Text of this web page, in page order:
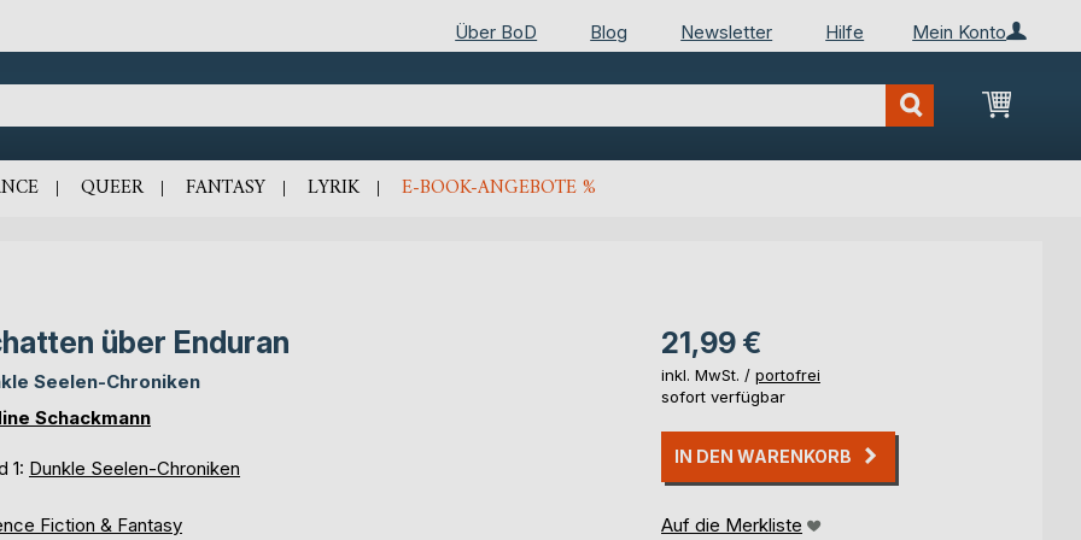
Mein Konto
Über BoD Blog Newsletter Hilfe
Mein
QUEER FANTASY LYRIK E-BOOK-ANGEBOTE %
über Enduran
Seelen-Chroniken
Schackmann
1: Dunkle Seelen-Chroniken
Fiction & Fantasy
21,99 €
inkl. MwSt. / portofrei
sofort verfügbar
IN DEN WARENKORB
Auf die Merkliste